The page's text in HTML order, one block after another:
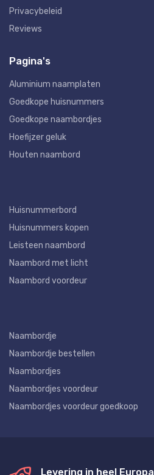
Privacybeleid
Reviews
Pagina's
Aluminium naamplaten
Goedkope huisnummers
Goedkope naambordjes
Hoefijzer geluk
Houten naambord
Huisnummerbord
Huisnummers kopen
Leisteen naambord
Naambord met licht
Naambord voordeur
Naambordje
Naambordje bestellen
Naambordjes
Naambordjes voordeur
Naambordjes voordeur goedkoop
Levering in heel Europa